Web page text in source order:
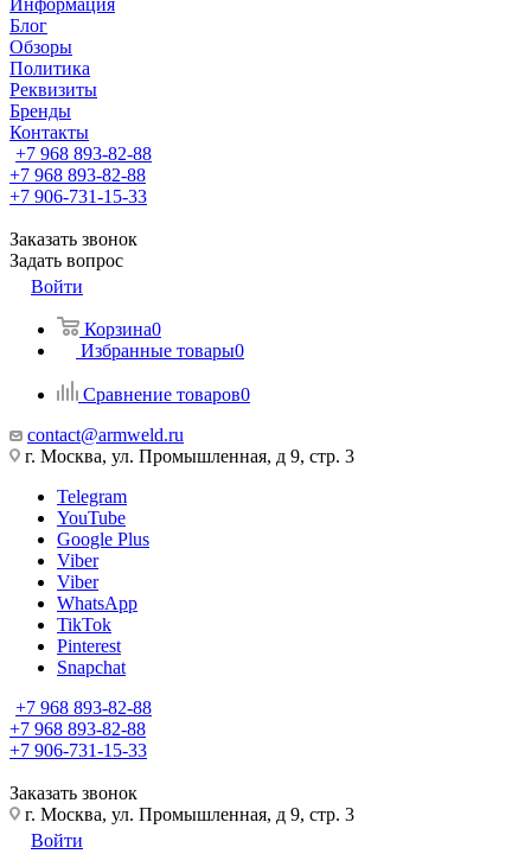
Информация
Блог
Обзоры
Политика
Реквизиты
Бренды
Контакты
+7 968 893-82-88
+7 968 893-82-88
+7 906-731-15-33
Заказать звонок
Задать вопрос
Войти
Корзина0
Избранные товары0
Сравнение товаров0
contact@armweld.ru
г. Москва, ул. Промышленная, д 9, стр. 3
Telegram
YouTube
Google Plus
Viber
Viber
WhatsApp
TikTok
Pinterest
Snapchat
+7 968 893-82-88
+7 968 893-82-88
+7 906-731-15-33
Заказать звонок
г. Москва, ул. Промышленная, д 9, стр. 3
Войти